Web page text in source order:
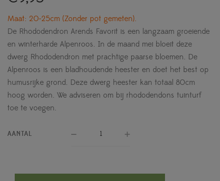
Maat: 20-25cm (Zonder pot gemeten).
De Rhododendron Arends Favorit is een langzaam groeiende
en winterharde Alpenroos. In de maand mei bloeit deze
dwerg Rhododendron met prachtige paarse bloemen. De
Alpenroos is een bladhoudende heester en doet het best op
humusrijke grond. Deze dwerg heester kan totaal 80cm
hoog worden. We adviseren om bij rhododendons tuinturf
toe te voegen.
AANTAL